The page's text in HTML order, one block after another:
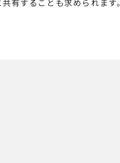
有することも求められます。